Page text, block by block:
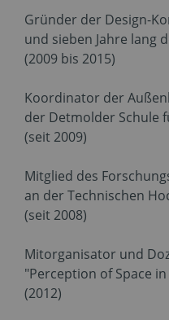
Gründer der Design-
und sieben Jahre lang
(2009 bis 2015)
Koordinator der
der Detmolder Schule
(seit 2009)
Mitglied des
an der Technischen
(seit 2008)
Mitorganisator und
"Perception of Space
(2012)